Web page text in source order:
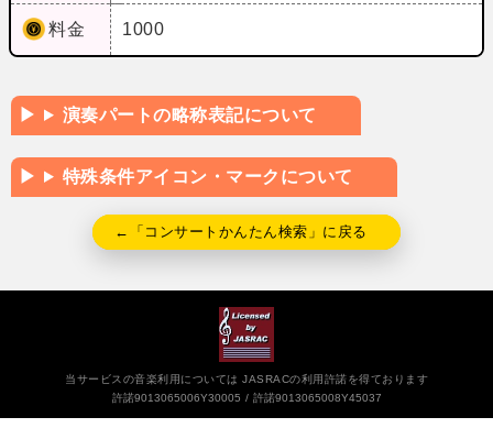
料金 1000
演奏パートの略称表記について
特殊条件アイコン・マークについて
←「コンサートかんたん検索」に戻る
当サービスの音楽利用については JASRACの利用許諾を得ております
許諾9013065006Y30005
許諾9013065008Y45037